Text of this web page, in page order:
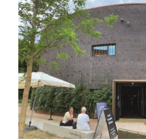
Tilmeld nyhedsbrev
Presse og pressemeddelelser
Kontakt
Dansk
English
Danske Testfaciliteter